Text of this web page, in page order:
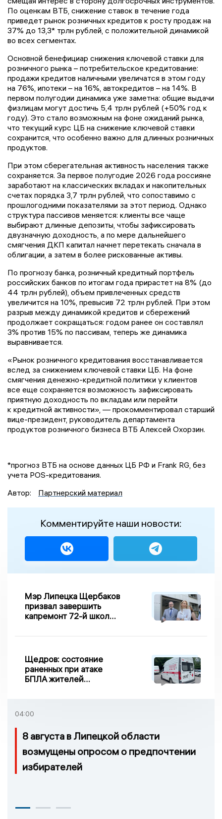
По оценкам ВТБ, снижение ставок в течение года
приведет рынок розничных кредитов к росту продаж на
37% до 13,3* трлн рублей, с положительной динамикой
во всех сегментах.
Основной бенефициар снижения ключевой ставки для
розничного рынка – потребительское кредитование:
продажи кредитов наличными увеличатся в этом году
на 76%, ипотеки – на 16%, автокредитов – на 14%. В
первом полугодии динамика уже заметна: общие выдачи
физлицам могут достичь 5,4 трлн рублей (+50% год к
году). Это стало возможным на фоне ожиданий рынка,
что текущий курс ЦБ на снижение ключевой ставки
сохранится, что особенно важно для длинных розничных
продуктов.
При этом сберегательная активность населения также
сохраняется. За первое полугодие 2026 года россияне
заработают на классических вкладах и накопительных
счетах порядка 3,7 трлн рублей, что сопоставимо с
прошлогодними показателями за этот период. Однако
структура пассивов меняется: клиенты все чаще
выбирают длинные депозиты, чтобы зафиксировать
двузначную доходность, а по мере дальнейшего
смягчения ДКП капитал начнет перетекать сначала в
облигации, а затем в более рискованные активы.
По прогнозу банка, розничный кредитный портфель
российских банков по итогам года прирастет на 8% (до
44 трлн рублей), объем привлеченных средств
увеличится на 10%, превысив 72 трлн рублей. При этом
разрыв между динамикой кредитов и сбережений
продолжает сокращаться: годом ранее он составлял
3% против 15% по пассивам, теперь же динамика
выравнивается.
«Рынок розничного кредитования восстанавливается
вслед за снижением ключевой ставки ЦБ. На фоне
смягчения денежно-кредитной политики у клиентов
все еще сохраняется возможность зафиксировать
приятную доходность по вкладам или перейти
к кредитной активности», — прокомментировал старший
вице-президент, руководитель департамента
продуктов розничного бизнеса ВТБ Алексей Охорзин.
*прогноз ВТБ на основе данных ЦБ РФ и Frank RG, без
учета POS-кредитования.
Автор:
Партнерский материал
Комментируйте наши новости:
Мэр Липецка Щербаков
призвал завершить
капремонт 72-й школы
Щедров: состояние
раненных при атаке
БПЛА жителей
04:00
8 августа в Липецкой области
возмущены опросом о предпочтении
избирателей